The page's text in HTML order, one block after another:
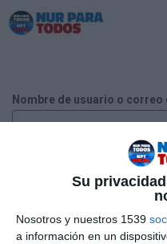
Su
Nosotros y nuestros 1539
a información en un
Nombre de usuario o